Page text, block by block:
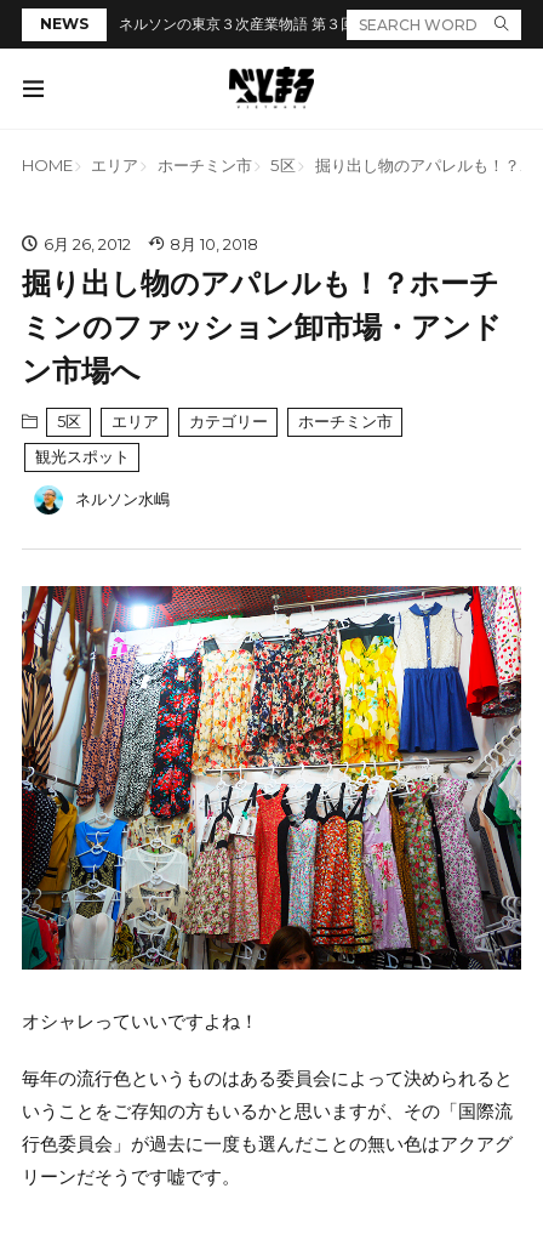
NEWS ネルソンの東京３次産業物語 第３回「居酒屋のカウンターでラ
HOME エリア ホーチミン市 5区 掘り出し物のアパレルも！？
6月 26, 2012 8月 10, 2018
掘り出し物のアパレルも！？ホーチ
ミンのファッション卸市場・アンド
ン市場へ
5区 エリア カテゴリー
ホーチミン市
観光スポット
ネルソン水嶋
オシャレっていいですよね！
毎年の流行色というものはある委員会によって決められると
いうことをご存知の方もいるかと思いますが、その「国際流
行色委員会」が過去に一度も選んだことの無い色はアクアグ
リーンだそうです嘘です。